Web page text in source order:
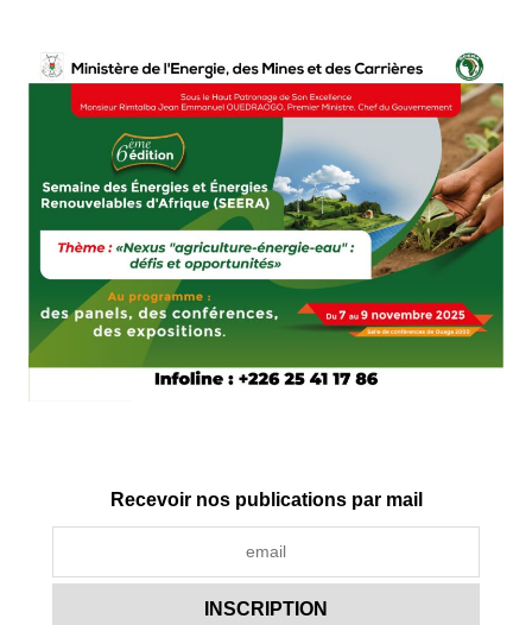
Recevoir nos publications par mail